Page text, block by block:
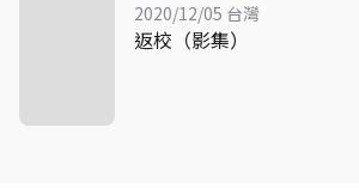
2020/12/05 台灣
返校（影集）